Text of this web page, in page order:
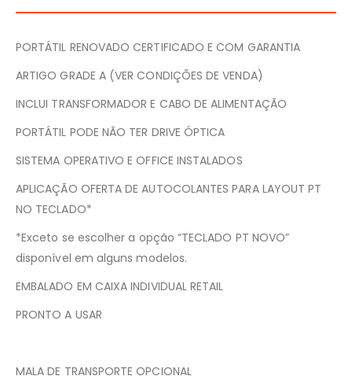
PORTÁTIL RENOVADO CERTIFICADO E COM GARANTIA
ARTIGO GRADE A (VER CONDIÇÕES DE VENDA)
INCLUI TRANSFORMADOR E CABO DE ALIMENTAÇÃO
PORTÁTIL PODE NÃO TER DRIVE ÓPTICA
SISTEMA OPERATIVO E OFFICE INSTALADOS
APLICAÇÃO OFERTA DE AUTOCOLANTES PARA LAYOUT PT
NO TECLADO*
*Exceto se escolher a opção “TECLADO PT NOVO”
disponível em alguns modelos.
EMBALADO EM CAIXA INDIVIDUAL RETAIL
PRONTO A USAR
MALA DE TRANSPORTE OPCIONAL